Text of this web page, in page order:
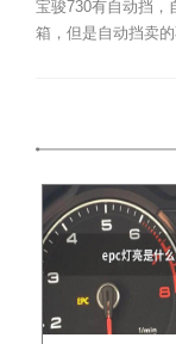
宝骏730有自动挡，
箱，但是自动挡卖